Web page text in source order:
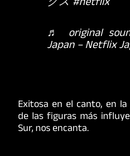
♬ original
Japan – Netflix
Exitosa en el canto, en
de las figuras más
Sur, nos encanta.